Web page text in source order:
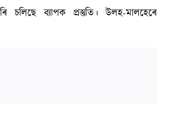
চলিছে ব্যাপক প্ৰস্তুতি। উলহ-মালহেৰে